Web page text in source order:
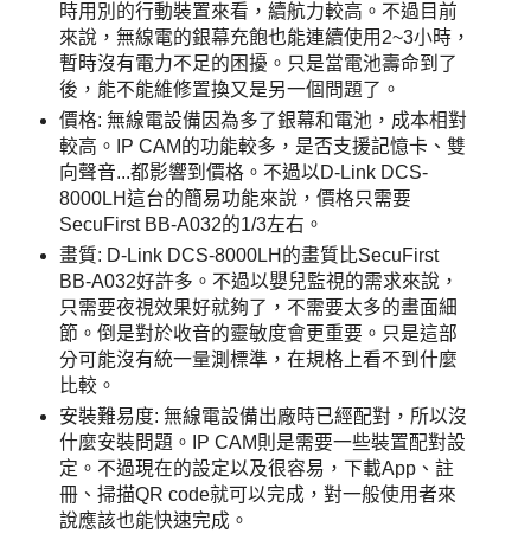
時用別的行動裝置來看，續航力較高。不過目前
來說，無線電的銀幕充飽也能連續使用2~3小時，
暫時沒有電力不足的困擾。只是當電池壽命到了
後，能不能維修置換又是另一個問題了。
價格: 無線電設備因為多了銀幕和電池，成本相對
較高。IP CAM的功能較多，是否支援記憶卡、雙
向聲音...都影響到價格。不過以D-Link DCS-
8000LH這台的簡易功能來說，價格只需要
SecuFirst BB-A032的1/3左右。
畫質: D-Link DCS-8000LH的畫質比SecuFirst
BB-A032好許多。不過以嬰兒監視的需求來說，
只需要夜視效果好就夠了，不需要太多的畫面細
節。倒是對於收音的靈敏度會更重要。只是這部
分可能沒有統一量測標準，在規格上看不到什麼
比較。
安裝難易度: 無線電設備出廠時已經配對，所以沒
什麼安裝問題。IP CAM則是需要一些裝置配對設
定。不過現在的設定以及很容易，下載App、註
冊、掃描QR code就可以完成，對一般使用者來
說應該也能快速完成。